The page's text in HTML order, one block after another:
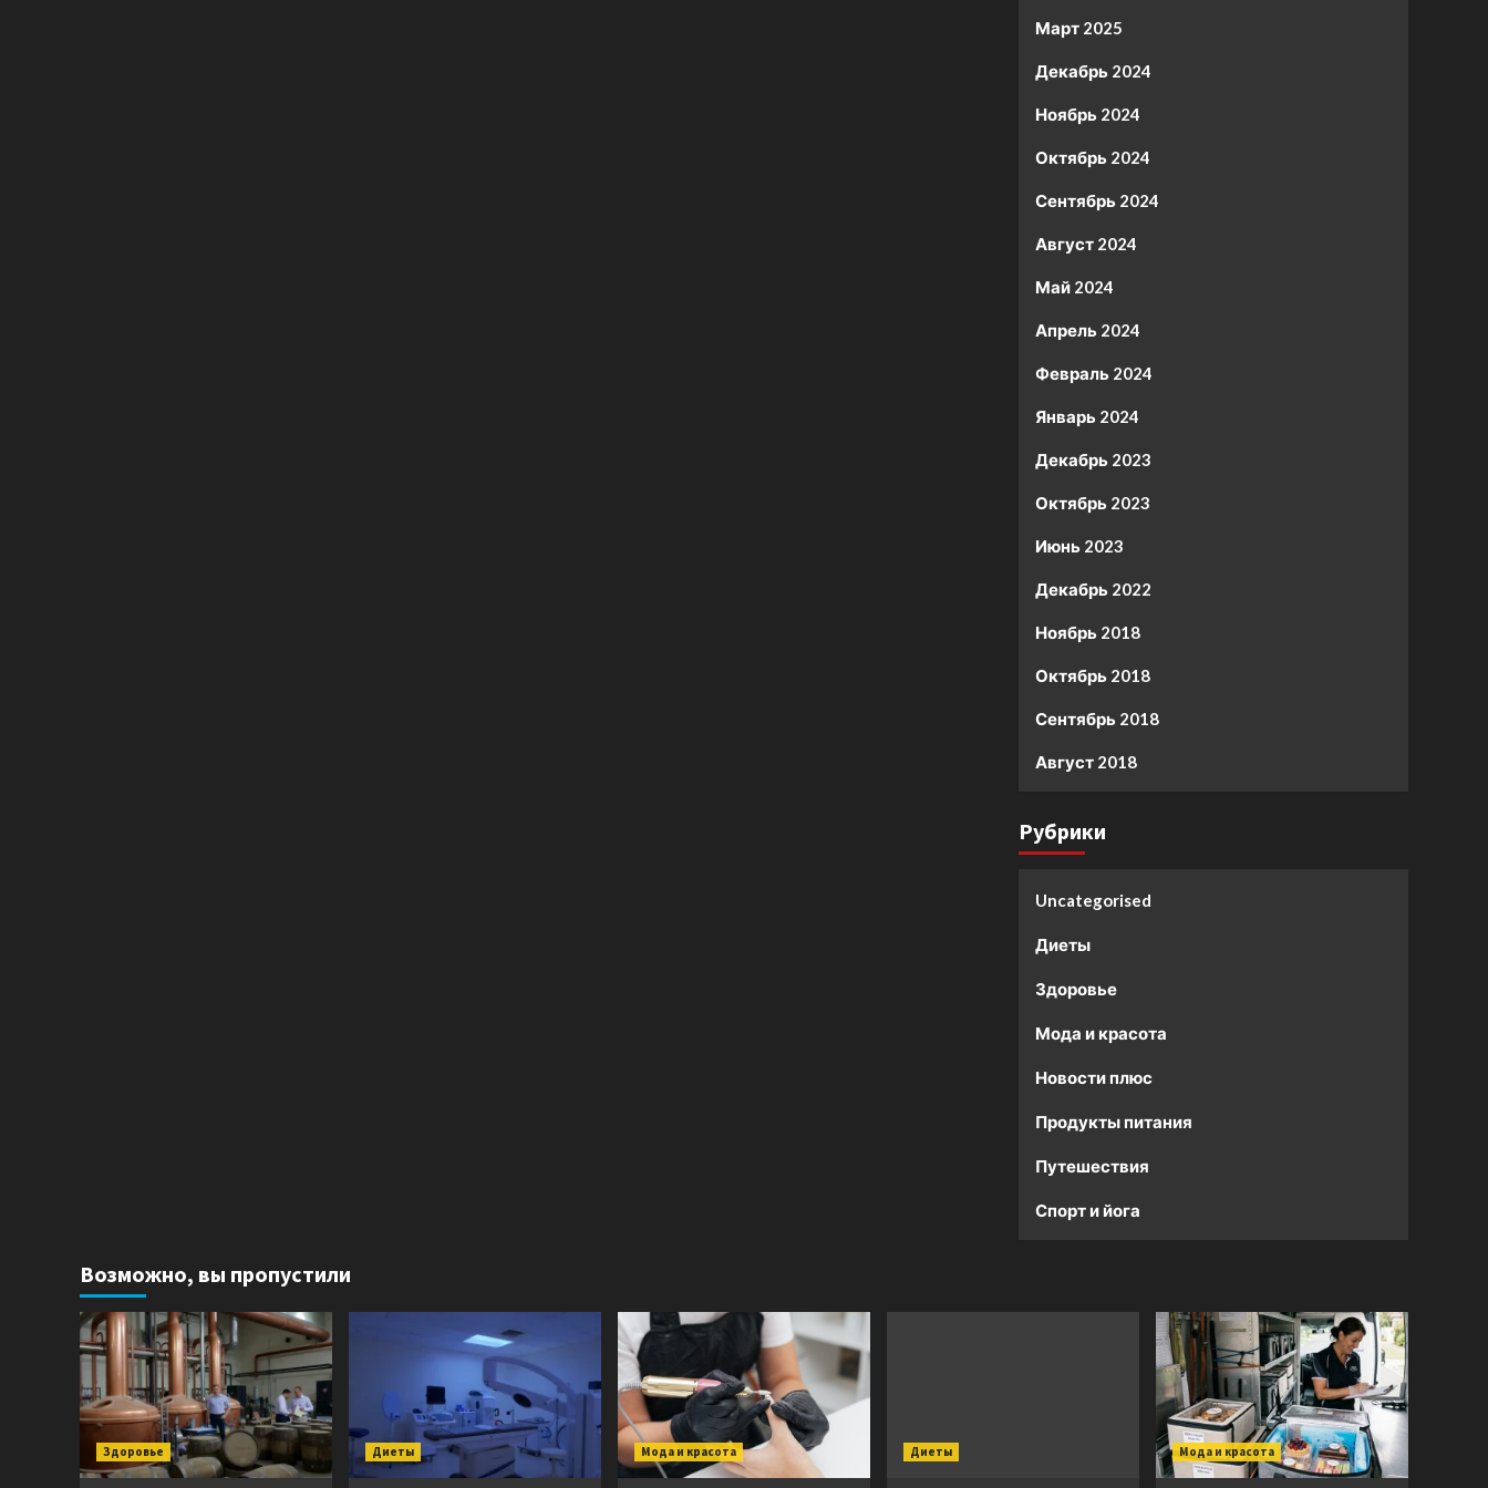
Март 2025
Декабрь 2024
Ноябрь 2024
Октябрь 2024
Сентябрь 2024
Август 2024
Май 2024
Апрель 2024
Февраль 2024
Январь 2024
Декабрь 2023
Октябрь 2023
Июнь 2023
Декабрь 2022
Ноябрь 2018
Октябрь 2018
Сентябрь 2018
Август 2018
Рубрики
Uncategorised
Диеты
Здоровье
Мода и красота
Новости плюс
Продукты питания
Путешествия
Спорт и йога
Возможно, вы пропустили
Здоровье Диеты Мода и красота Диеты Мода и красота